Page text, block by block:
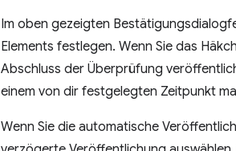
Im oben gezeigten
Elements festlegen. Wenn Sie das
Abschluss der Überprüfung
einem von dir festgelegten Zeitpunkt
Wenn Sie die automatische